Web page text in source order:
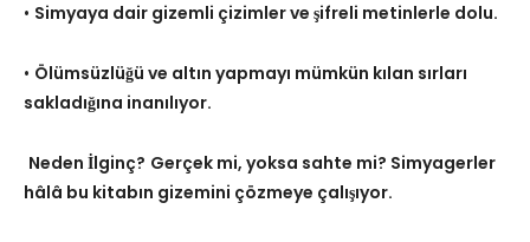
• Simyaya dair gizemli çizimler ve şifreli metinlerle dolu.
• Ölümsüzlüğü ve altın yapmayı mümkün kılan sırları
sakladığına inanılıyor.
Neden İlginç? Gerçek mi, yoksa sahte mi? Simyagerler
hâlâ bu kitabın gizemini çözmeye çalışıyor.